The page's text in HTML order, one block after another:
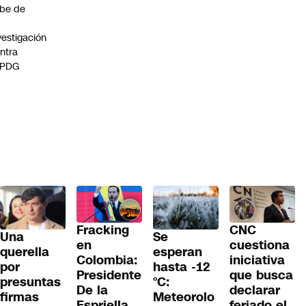
de
Una
querella
por
presuntas
firmas
Fracking
en
Colombia:
Presidente
De la
Se
esperan
hasta -12
°C:
Meteorolo
CNC
cuestiona
iniciativa
que busca
declarar